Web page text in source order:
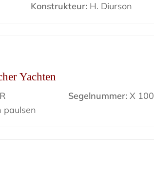
Konstrukteur:H. Diurson
Yachten
Segelnummer:X 100
paulsen